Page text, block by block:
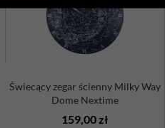
Świecący zegar ścienny Milky Way
Dome Nextime
159,00 zł